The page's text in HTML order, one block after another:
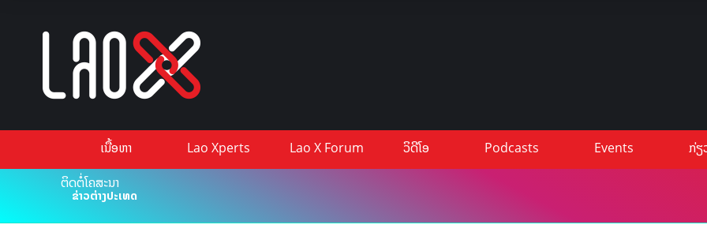
ເນື້ອຫາ Lao Xperts Lao X Forum ວິດີໂອ Podcasts Events
ກ່ຽ
ຕິດຕໍ່ໂຄສະນາ
ຂ່າວຕ່າງປະເທດ